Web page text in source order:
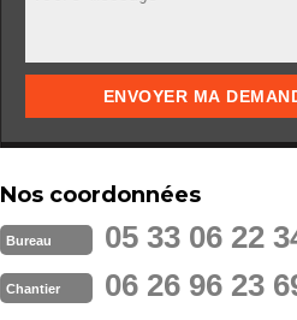
Nos coordonnées
Bureau 05 33 06 22
Chantier 06 26 96 23